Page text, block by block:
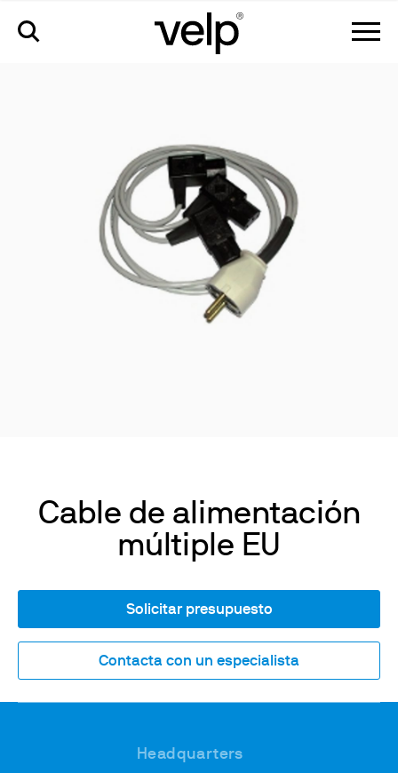
Cable de alimentación
múltiple EU
Solicitar presupuesto
Contacta con un especialista
Headquarters